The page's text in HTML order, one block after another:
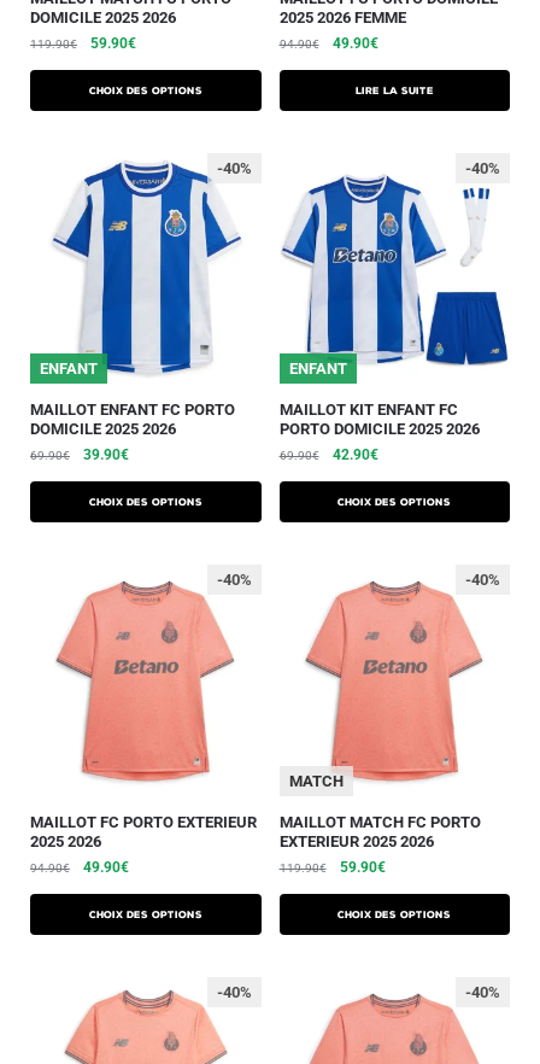
DOMICILE 2025 2026
119.90€ 59.90€
Choix des options
2025 2026 FEMME
94.90€ 49.90€
Lire la suite
-40%
ENFANT
MAILLOT ENFANT FC PORTO
DOMICILE 2025 2026
69.90€ 39.90€
Choix des options
ENFANT
-40%
MAILLOT KIT ENFANT FC
PORTO DOMICILE 2025 2026
69.90€ 42.90€
Choix des options
-40%
MAILLOT FC PORTO EXTERIEUR
2025 2026
94.90€ 49.90€
Choix des options
-40%
MATCH
MAILLOT MATCH FC PORTO
EXTERIEUR 2025 2026
119.90€ 59.90€
Choix des options
-40% -40%